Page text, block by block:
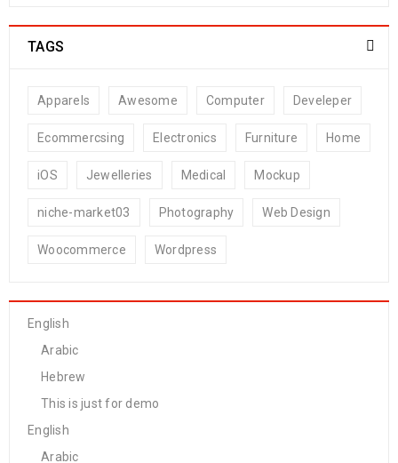
TAGS
Apparels Awesome Computer Develeper
Ecommercsing Electronics Furniture Home
iOS Jewelleries Medical Mockup
niche-market03 Photography Web Design
Woocommerce Wordpress
English
Arabic
Hebrew
This is just for demo
English
Arabic